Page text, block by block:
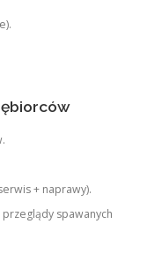
+ naprawy).
spawanych